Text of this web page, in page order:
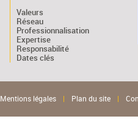
Valeurs
Réseau
Professionnalisation
Expertise
Responsabilité
Dates clés
Mentions légales | Plan du site |